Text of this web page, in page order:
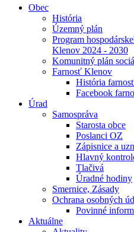
Obec
História
Územný plán
Program
Klenov 2024 - 2030
Komunitný plán
Farnosť Klenov
História
Facebook
Úrad
Samospráva
Starosta obce
Poslanci OZ
Zápisnice a
Hlavný
Tlačivá
Úradné hodiny
Smernice, Zásady
Ochrana osobných
Povinné
Aktuálne